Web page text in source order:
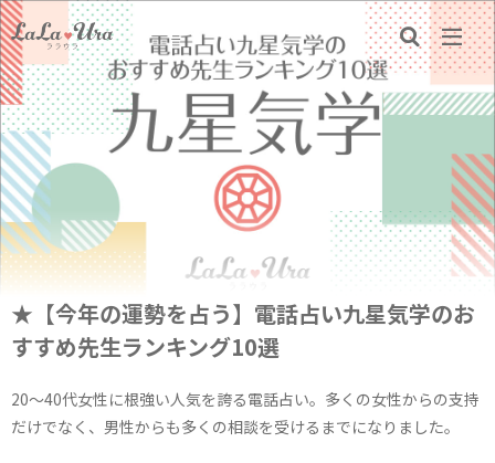
★【今年の運勢を占う】電話占い九星気学のお
すすめ先生ランキング10選
20～40代女性に根強い人気を誇る電話占い。多くの女性からの支持
だけでなく、男性からも多くの相談を受けるまでになりました。